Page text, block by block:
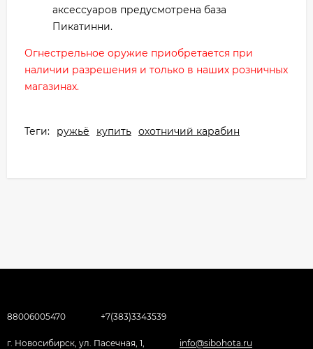
аксессуаров предусмотрена база
Пикатинни.
Огнестрельное оружие приобретается при
наличии разрешения и только в наших розничных
магазинах.
Теги: ружьё купить охотничий карабин
88006005470 +7(383)3343539
г. Новосибирск, ул. Пасечная, 1,
info@sibohota.ru